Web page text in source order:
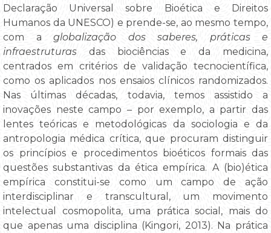
Declaração Universal sobre Bioética e Direitos
Humanos da UNESCO) e prende-se, ao mesmo tempo,
com a globalização dos saberes, práticas e
infraestruturas das biociências e da medicina,
centrados em critérios de validação tecnocientífica,
como os aplicados nos ensaios clínicos randomizados.
Nas últimas décadas, todavia, temos assistido a
inovações neste campo – por exemplo, a partir das
lentes teóricas e metodológicas da sociologia e da
antropologia médica crítica, que procuram distinguir
os princípios e procedimentos bioéticos formais das
questões substantivas da ética empírica. A (bio)ética
empírica constitui-se como um campo de ação
interdisciplinar e transcultural, um movimento
intelectual cosmopolita, uma prática social, mais do
que apenas uma disciplina (Kingori, 2013). Na prática